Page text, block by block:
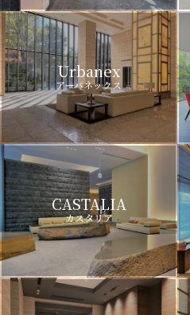
Urbanex
アーバネックス
CASTALIA
カスタリア